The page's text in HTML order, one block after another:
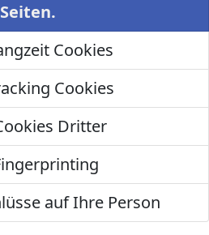
Seiten.
Cookies
Cookies
Dritter
auf Ihre Person